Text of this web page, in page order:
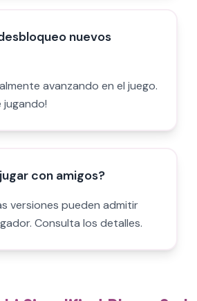
nuevos
avanzando en el juego.
jugando!
con amigos?
versiones pueden admitir
Consulta los detalles.